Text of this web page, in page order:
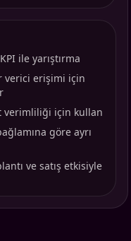
ile yarıştırma
verici erişimi için
verimliliği için kullan
göre ayrı
ve satış etkisiyle